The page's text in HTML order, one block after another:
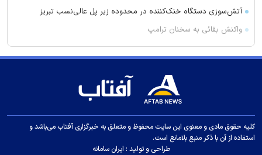
آتش‌سوزی دستگاه خنک‌کننده در محدوده زیر پل عالی‌نسب تبریز
واکنش بقائی به سخنان ترامپ
وزیر خزانه داری آمریکا: در دو سال آینده تنگه هرمز بی‌اهمیت خواهد
شد
سنای آمریکا لایحه تحریم‌های گسترده انرژی روسیه را تصویب کرد
واکنش عراقچی به توافقنامه مکه
مقاومت عراق پاسخ به حملات به حشد الشعبی را به تعویق انداخت
تحریم های جدید آمریکا علیه ایران
همتی: اقتصاد آمریکا با فشارها و ریسک‌های قابل توجهی مواجه است
کلیه حقوق مادی و معنوی این سایت محفوظ و متعلق به خبرگزاری آفتاب می‌باشد و
استفاده از آن با ذکر منبع بلامانع است.
طراحی و تولید : ایران سامانه